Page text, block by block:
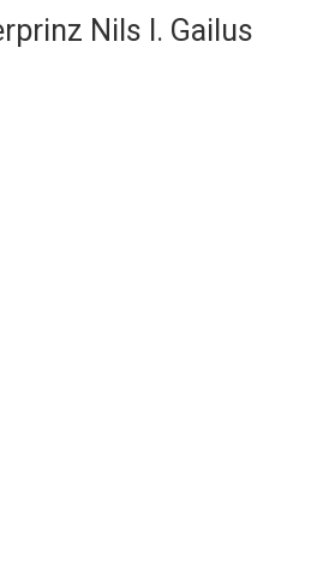
Nils I. Gailus